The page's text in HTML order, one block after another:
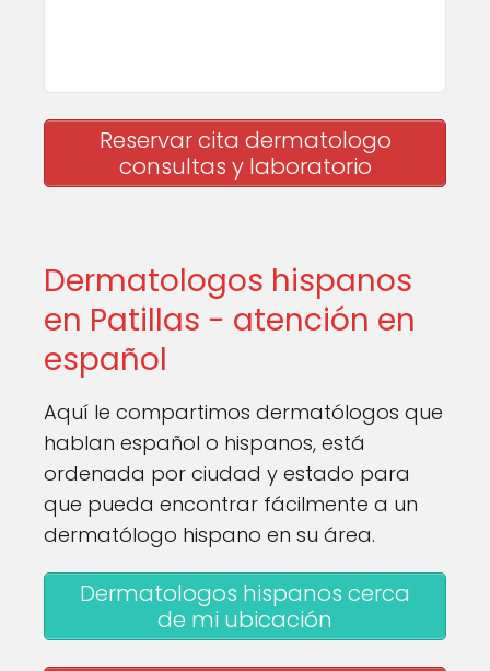
Reservar cita dermatologo
consultas y laboratorio
Dermatologos hispanos
en Patillas - atención en
español
Aquí le compartimos dermatólogos que
hablan español o hispanos, está
ordenada por ciudad y estado para
que pueda encontrar fácilmente a un
dermatólogo hispano en su área.
Dermatologos hispanos cerca
de mi ubicación